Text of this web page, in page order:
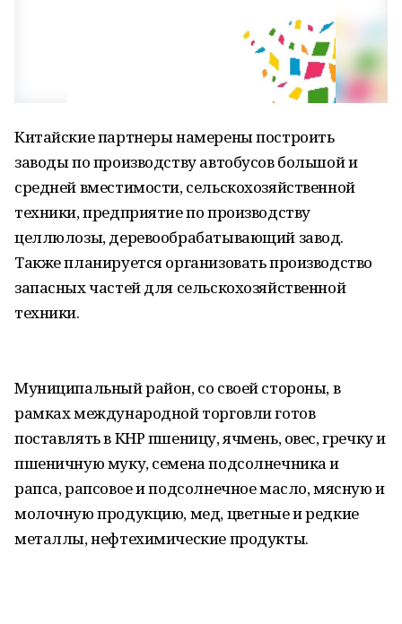
Китайские партнеры намерены построить
заводы по производству автобусов большой и
средней вместимости, сельскохозяйственной
техники, предприятие по производству
целлюлозы, деревообрабатывающий завод.
Также планируется организовать производство
запасных частей для сельскохозяйственной
техники.
Муниципальный район, со своей стороны, в
рамках международной торговли готов
поставлять в КНР пшеницу, ячмень, овес, гречку и
пшеничную муку, семена подсолнечника и
рапса, рапсовое и подсолнечное масло, мясную и
молочную продукцию, мед, цветные и редкие
металлы, нефтехимические продукты.